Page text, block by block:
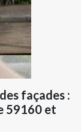
façades :
59160 et